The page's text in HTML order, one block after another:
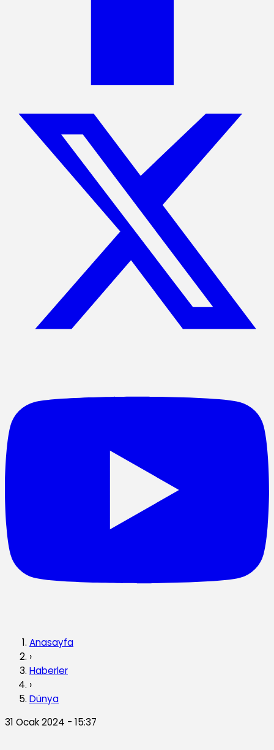
Anasayfa
›
Haberler
›
Dünya
31 Ocak 2024 - 15:37